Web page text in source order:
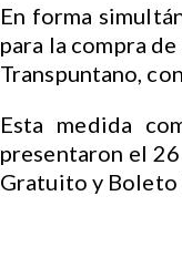
En forma
para la compra
Transpuntano,
Esta medida
presentaron el
Gratuito y Boleto